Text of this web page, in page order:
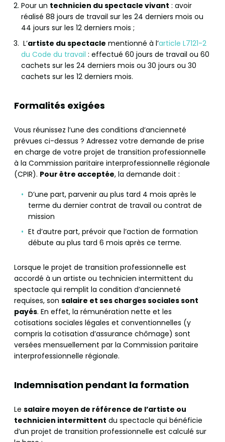
Pour un technicien du spectacle vivant : avoir
réalisé 88 jours de travail sur les 24 derniers mois ou
44 jours sur les 12 derniers mois ;
L’artiste du spectacle mentionné à l’article L7121-2
du Code du travail : effectué 60 jours de travail ou 60
cachets sur les 24 derniers mois ou 30 jours ou 30
cachets sur les 12 derniers mois.
Formalités exigées
Vous réunissez l’une des conditions d’ancienneté
prévues ci-dessus ? Adressez votre demande de prise
en charge de votre projet de transition professionnelle
à la Commission paritaire interprofessionnelle régionale
(CPIR). Pour être acceptée, la demande doit :
D’une part, parvenir au plus tard 4 mois après le
terme du dernier contrat de travail ou contrat de
mission
Et d’autre part, prévoir que l’action de formation
débute au plus tard 6 mois après ce terme.
Lorsque le projet de transition professionnelle est
accordé à un artiste ou technicien intermittent du
spectacle qui remplit la condition d’ancienneté
requises, son salaire et ses charges sociales sont
payés. En effet, la rémunération nette et les
cotisations sociales légales et conventionnelles (y
compris la cotisation d’assurance chômage) sont
versées mensuellement par la Commission paritaire
interprofessionnelle régionale.
Indemnisation pendant la formation
Le salaire moyen de référence de l’artiste ou
technicien intermittent du spectacle qui bénéficie
d’un projet de transition professionnelle est calculé sur